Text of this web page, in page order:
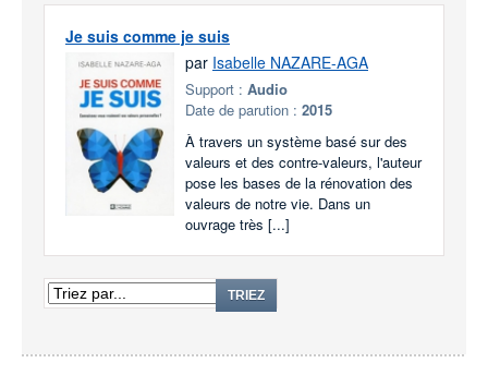
Je suis comme je suis
par Isabelle NAZARE-AGA
Support : Audio
Date de parution : 2015
À travers un système basé sur des
valeurs et des contre-valeurs, l'auteur
pose les bases de la rénovation des
valeurs de notre vie. Dans un
ouvrage très [...]
TRIEZ